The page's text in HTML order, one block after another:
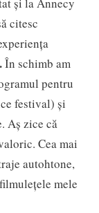
și la Annecy
citesc
În schimb am
pentru
festival) și
Aș zice că
Cea mai
autohtone,
mele